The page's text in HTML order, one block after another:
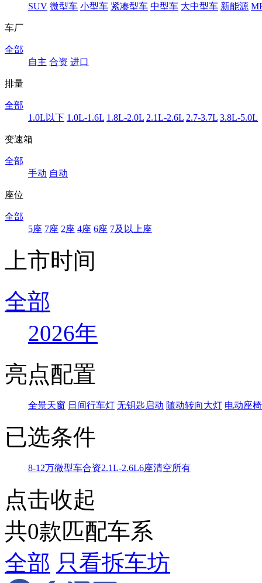
SUV 微型车 小型车 紧凑型车 中型车 大中型车 新能源
车厂
全部
自主 合资 进口
排量
全部
1.0L以下 1.0L-1.6L 1.8L-2.0L 2.1L-2.6L 2.7-3.7L 3.8L-5.0L
变速箱
全部
手动 自动
座位
全部
5座 7座 2座 4座 6座 7及以上座
上市时间
全部
2026年
亮点配置
全景天窗 日间行车灯 无钥匙启动 随动转向大灯 电动座椅
已选条件
8-12万微型车合资2.1L-2.6L6座清空所有
点击收起
共0款匹配车系
全部 只看拆车坊